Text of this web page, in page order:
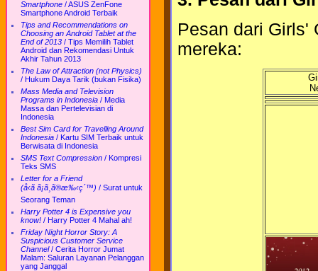
Smartphone /ASUS ZenFone
Smartphone Android Terbaik
Tips and Recommendations on
Choosing an Android Tablet at the
End of 2013 / Tips Memilih Tablet
Android dan Rekomendasi Untuk
Akhir Tahun 2013
The Law of Attraction (not Physics)
/ Hukum Daya Tarik (bukan Fisika)
Mass Media and Television
Programs in Indonesia / Media
Massa dan Pertelevisian di
Indonesia
Best Sim Card for Travelling Around
Indonesia / Kartu SIM Terbaik untuk
Berwisata di Indonesia
SMS Text Compression / Kompresi
Teks SMS
Letter for a Friend
(å‹ã ã¡ã¸ã®æ‰‹ç´™) / Surat untuk
Seorang Teman
Harry Potter 4 is Expensive you
know! / Harry Potter 4 Mahal ah!
Friday Night Horror Story: A
Suspicious Customer Service
Channel/ Cerita Horror Jumat
Malam: Saluran Layanan Pelanggan
yang Janggal
Pesan dari Girls'
mereka: